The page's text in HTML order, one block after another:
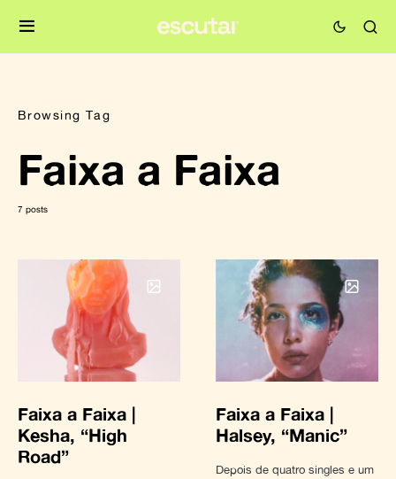
Browsing Tag
Faixa a Faixa
7 posts
Faixa a Faixa |
Kesha, “High
Road”
Faixa a Faixa |
Halsey, “Manic”
Depois de quatro singles e um